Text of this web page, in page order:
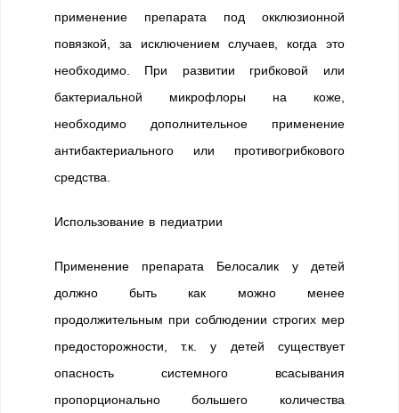
применение препарата под окклюзионной
повязкой, за исключением случаев, когда это
необходимо. При развитии грибковой или
бактериальной микрофлоры на коже,
необходимо дополнительное применение
антибактериального или противогрибкового
средства.
Использование в педиатрии
Применение препарата Белосалик у детей
должно быть как можно менее
продолжительным при соблюдении строгих мер
предосторожности, т.к. у детей существует
опасность системного всасывания
пропорционально большего количества